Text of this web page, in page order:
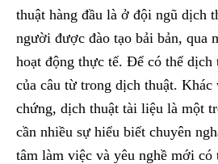
thuật hàng đầu là ở đội ngũ dịch
người được đào tạo bải bản, qua
hoạt động thực tế. Để có thể dịch
của câu từ trong dịch thuật.
chứng, dịch thuật tài liệu là một
cần nhiều sự hiểu biết chuyên
tâm làm việc và yêu nghề mới có